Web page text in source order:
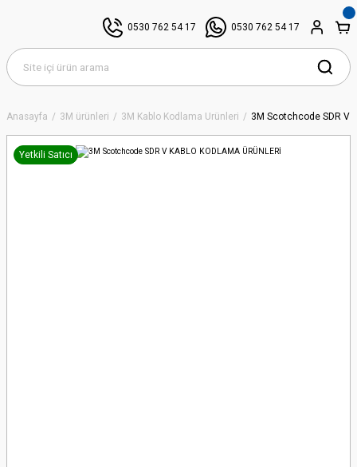
0530 762 54 17 0530 762 54 17
Anasayfa 3M ürünleri 3M Kablo Kodlama Ürünleri 3M Scotchcode SDR V
Yetkili Satıcı